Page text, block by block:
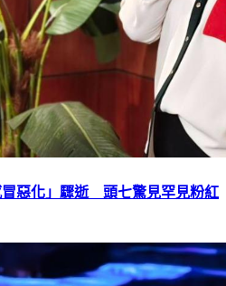
冒惡化」驟逝 頭七驚見罕見粉紅